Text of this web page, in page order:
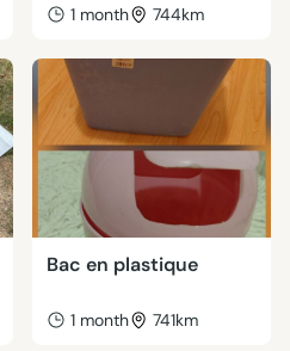
1 month 744km
Bac en plastique
1 month 741km